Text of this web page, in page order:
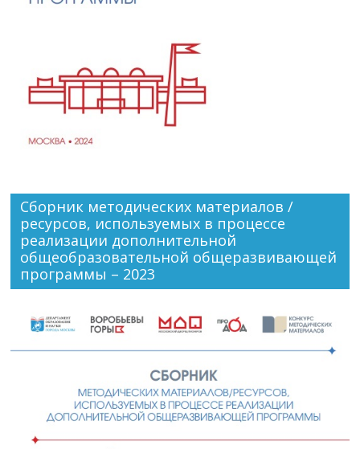
Сборник методических материалов /
ресурсов, используемых в процессе
реализации дополнительной
общеобразовательной общеразвивающей
программы – 2023